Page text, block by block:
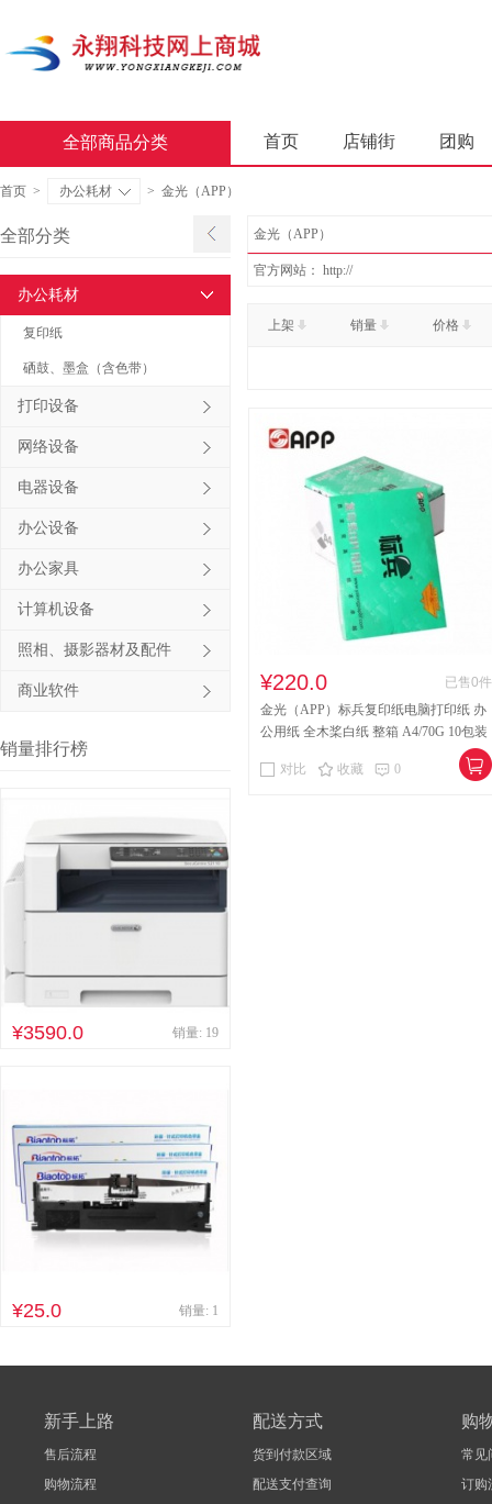
全部商品分类 首页 店铺街 团购
屏风类
通用照相机
台式计算机（含一体机台式
金属骨架为主的椅凳类
其他床类 竹制、藤制
木制台、桌类 钢塑台、
木质柜类
喷墨打印机 针式打印机
热
首页 > 办公耗材 > 金光（APP）
全部分类
办公耗材
复印纸
硒鼓、墨盒（含色带）
打印设备
网络设备
电器设备
办公设备
办公家具
计算机设备
照相、摄影器材及配件
商业软件
销量排行榜
¥3590.0 销量: 19
¥25.0 销量: 1
金光（APP）
官方网站： http://
上架 销量 价格
¥220.0
已售0件
金光（APP）标兵复印纸电脑打印纸 办
公用纸 全木桨白纸 整箱 A4/70G 10包装
对比
收藏 0
新手上路
售后流程
购物流程
配送方式
货到付款区域
配送支付查询
购
常见
订购